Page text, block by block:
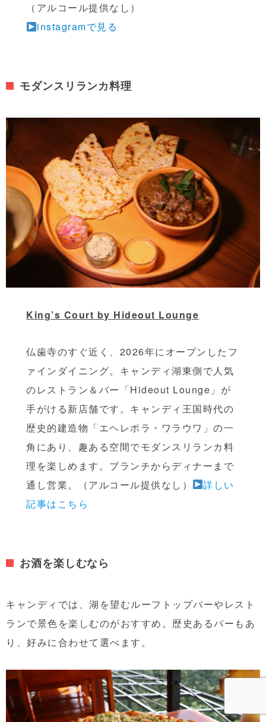
（アルコール提供なし）
instagramで見る
モダンスリランカ料理
King’s Court by Hideout Lounge
仏歯寺のすぐ近く、2026年にオープンしたフ
ァインダイニング。キャンディ湖東側で人気
のレストラン＆バー「Hideout Lounge」が
手がける新店舗です。キャンディ王国時代の
歴史的建造物「エヘレポラ・ワラウワ」の一
角にあり、趣ある空間でモダンスリランカ料
理を楽しめます。ブランチからディナーまで
通し営業。（アルコール提供なし）
詳しい
記事はこちら
お酒を楽しむなら
キャンディでは、湖を望むルーフトップバーやレスト
ランで景色を楽しむのがおすすめ。歴史あるバーもあ
り、好みに合わせて選べます。